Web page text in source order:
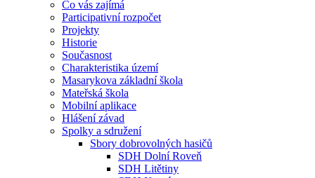
Co vás zajímá
Participativní rozpočet
Projekty
Historie
Současnost
Charakteristika území
Masarykova základní škola
Mateřská škola
Mobilní aplikace
Hlášení závad
Spolky a sdružení
Sbory dobrovolných hasičů
SDH Dolní Roveň
SDH Litětiny